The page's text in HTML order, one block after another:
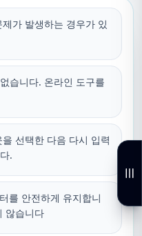
가 발생하는 경우가 있
습니다. 온라인 도구를
선택한 다음 다시 입력
.
를 안전하게 유지합니
않습니다